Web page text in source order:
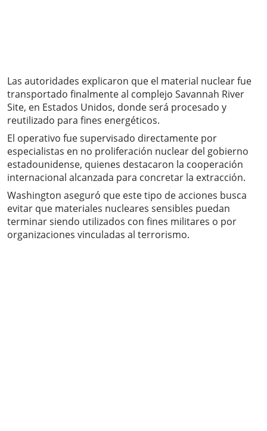
Las autoridades explicaron que el material nuclear fue
transportado finalmente al complejo Savannah River
Site, en Estados Unidos, donde será procesado y
reutilizado para fines energéticos.
El operativo fue supervisado directamente por
especialistas en no proliferación nuclear del gobierno
estadounidense, quienes destacaron la cooperación
internacional alcanzada para concretar la extracción.
Washington aseguró que este tipo de acciones busca
evitar que materiales nucleares sensibles puedan
terminar siendo utilizados con fines militares o por
organizaciones vinculadas al terrorismo.